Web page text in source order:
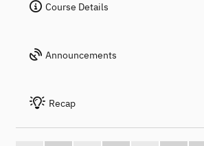
Course Details
Announcements
Recap